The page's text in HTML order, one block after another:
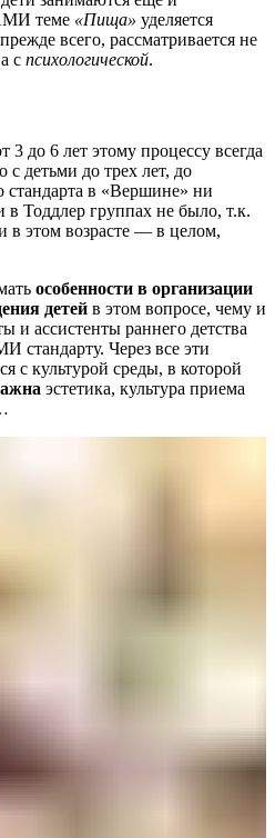
теме «Пища» уделяется
всего, рассматривается не
с психологической.
до 6 лет этому процессу всегда
с детьми до трех лет, до
в «Вершине» ни
Тоддлер группах не было, т.к.
в этом возрасте — в целом,
особенности в организации
детей в этом вопросе, чему и
и ассистенты раннего детства
стандарту. Через все эти
с культурой среды, в которой
эстетика, культура приема